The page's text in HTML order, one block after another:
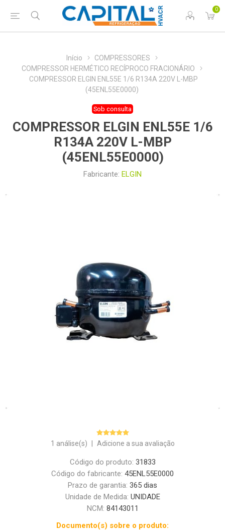
0
Início
COMPRESSORES
COMPRESSOR HERMÉTICO RECÍPROCO FRACIONÁRIO
COMPRESSOR ELGIN ENL55E 1/6 R134A 220V L-MBP
(45ENL55E0000)
Sob consulta
COMPRESSOR ELGIN ENL55E 1/6
R134A 220V L-MBP
(45ENL55E0000)
Fabricante: ELGIN
1 análise(s) Adicione a sua avaliação
Código do produto: 31833
Código do fabricante: 45ENL55E0000
Prazo de garantia: 365 dias
Unidade de Medida: UNIDADE
NCM: 84143011
Documento(s) sobre o produto: